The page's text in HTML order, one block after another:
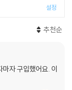
설정
추천순
자 구입했어요. 이